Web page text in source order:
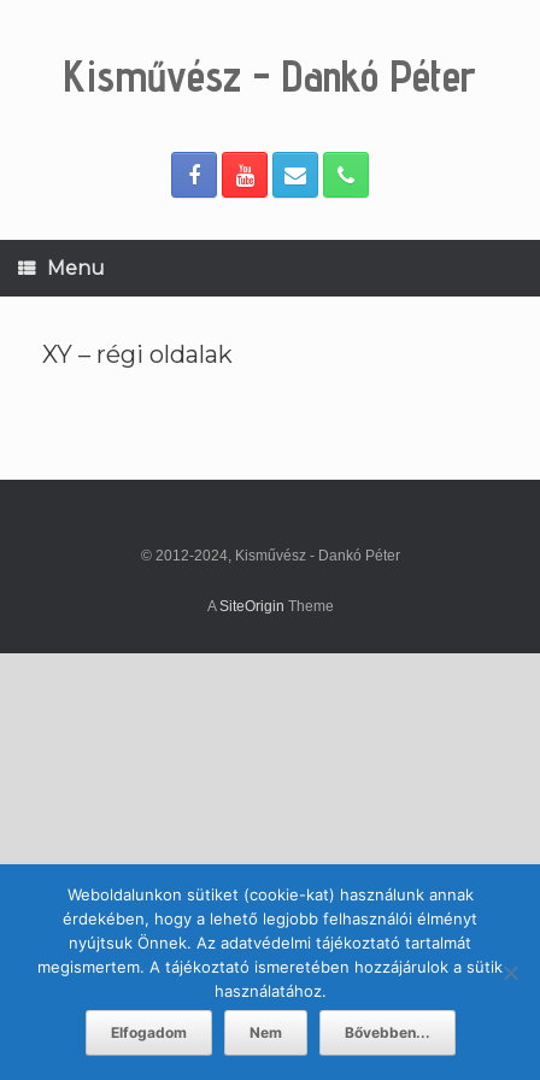
Kisművész - Dankó Péter
Menu
XY – régi oldalak
© 2012-2024, Kisművész - Dankó Péter
ASiteOrigin Theme
Weboldalunkon sütiket (cookie-kat) használunk annak
érdekében, hogy a lehető legjobb felhasználói élményt
nyújtsuk Önnek. Az adatvédelmi tájékoztató tartalmát
megismertem. A tájékoztató ismeretében hozzájárulok a sütik
használatához.
Elfogadom Nem Bővebben...